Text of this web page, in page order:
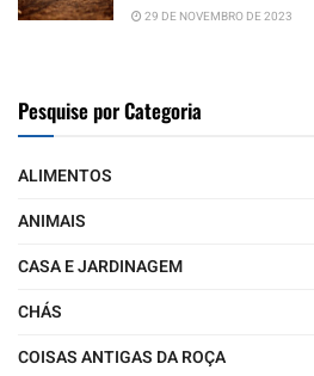
29 DE NOVEMBRO DE 2023
Pesquise por Categoria
ALIMENTOS
ANIMAIS
CASA E JARDINAGEM
CHÁS
COISAS ANTIGAS DA ROÇA